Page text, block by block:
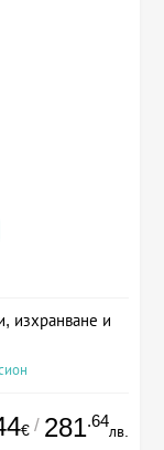
изхранване и
€ / 281.64
лв.